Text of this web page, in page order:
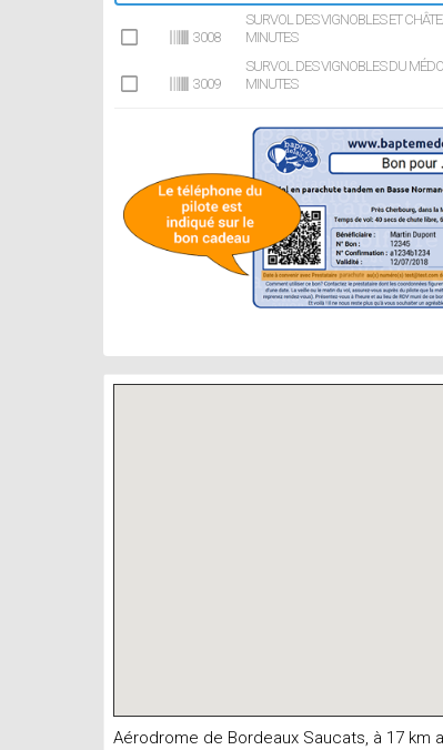
3008
SURVOL DES VIGNOBLES ET
MINUTES
3009
SURVOL DES VIGNOBLES DU
MINUTES
Aérodrome de Bordeaux Saucats, à 17 km